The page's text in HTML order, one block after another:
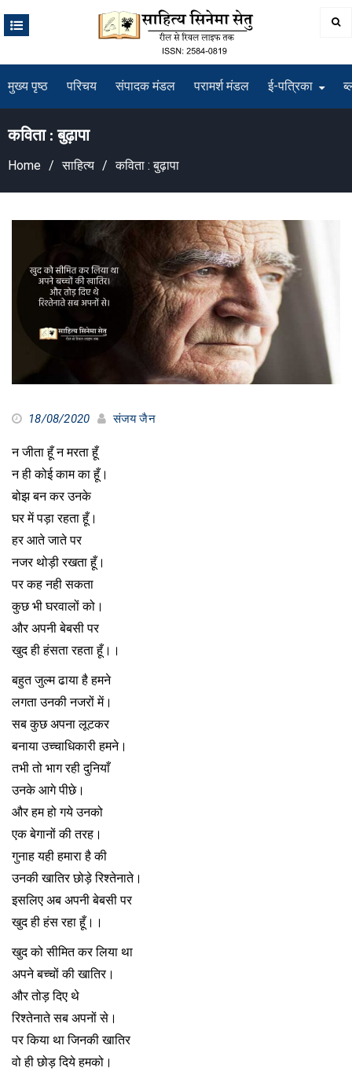
मुख्य पृष्ठ परिचय संपादक मंडल परामर्श मंडल ई-पत्रिका
कविता : बुढ़ापा
Home साहित्य कविता : बुढ़ापा
18/08/2020 संजय जैन
न जीता हूँ न मरता हूँ
न ही कोई काम का हूँ।
बोझ बन कर उनके
घर में पड़ा रहता हूँ।
हर आते जाते पर
नजर थोड़ी रखता हूँ।
पर कह नही सकता
कुछ भी घरवालों को।
और अपनी बेबसी पर
खुद ही हंसता रहता हूँ।।
बहुत जुल्म ढाया है हमने
लगता उनकी नजरों में।
सब कुछ अपना लूटकर
बनाया उच्चाधिकारी हमने।
तभी तो भाग रही दुनियाँ
उनके आगे पीछे।
और हम हो गये उनको
एक बेगानों की तरह।
गुनाह यही हमारा है की
उनकी खातिर छोड़े रिश्तेनाते।
इसलिए अब अपनी बेबसी पर
खुद ही हंस रहा हूँ।।
खुद को सीमित कर लिया था
अपने बच्चों की खातिर।
और तोड़ दिए थे
रिश्तेनाते सब अपनों से।
पर किया था जिनकी खातिर
वो ही छोड़ दिये हमको।